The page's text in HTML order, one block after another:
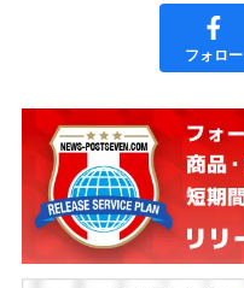
フォロー